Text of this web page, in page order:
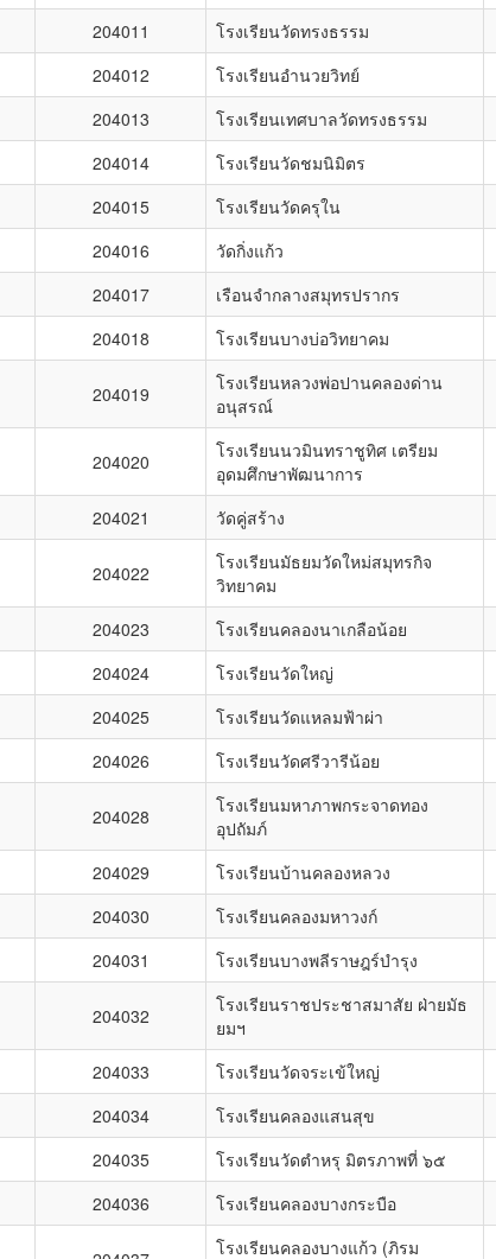
204011 โรงเรียนวัดทรงธรรม
204012 โรงเรียนอำนวยวิทย์
204013 โรงเรียนเทศบาลวัดทรงธรรม
204014 โรงเรียนวัดชมนิมิตร
204015 โรงเรียนวัดครุใน
204016 วัดกิ่งแก้ว
204017 เรือนจำกลางสมุทรปรากร
204018 โรงเรียนบางบ่อวิทยาคม
204019
โรงเรียนหลวงพ่อปานคลองด่าน
อนุสรณ์
204020
โรงเรียนนวมินทราชูทิศ เตรียม
อุดมศึกษาพัฒนาการ
204021 วัดคู่สร้าง
204022
โรงเรียนมัธยมวัดใหม่สมุทรกิจ
วิทยาคม
204023 โรงเรียนคลองนาเกลือน้อย
204024 โรงเรียนวัดใหญ่
204025 โรงเรียนวัดแหลมฟ้าผ่า
204026 โรงเรียนวัดศรีวารีน้อย
204028
โรงเรียนมหาภาพกระจาดทอง
อุปถัมภ์
204029 โรงเรียนบ้านคลองหลวง
204030 โรงเรียนคลองมหาวงก์
204031 โรงเรียนบางพลีราษฎร์บำรุง
204032
โรงเรียนราชประชาสมาสัย ฝ่ายมัธ
ยมฯ
204033 โรงเรียนวัดจระเข้ใหญ่
204034 โรงเรียนคลองแสนสุข
204035 โรงเรียนวัดตำหรุ มิตรภาพที่ ๖๕
204036 โรงเรียนคลองบางกระบือ
โรงเรียนคลองบางแก้ว (ภิรม